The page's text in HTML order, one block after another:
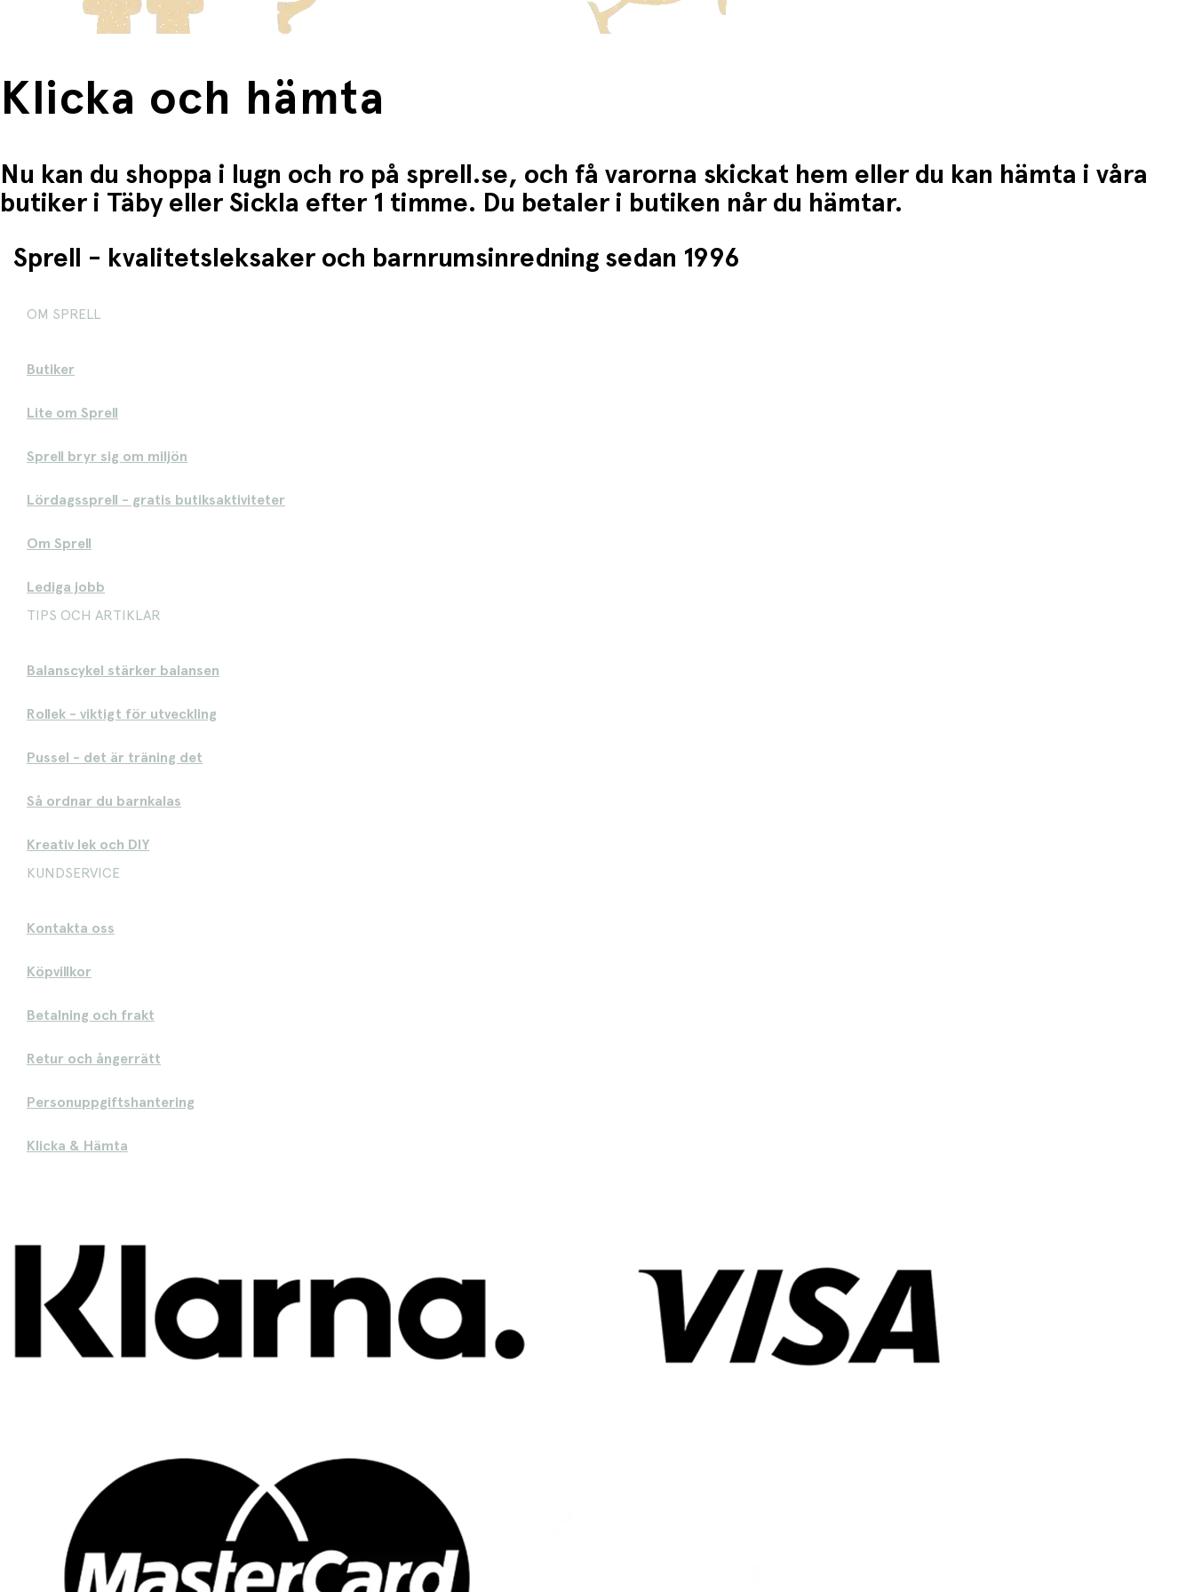
Klicka och hämta
Nu kan du shoppa i lugn och ro på sprell.se, och få varorna skickat hem eller du kan hämta i våra
butiker i Täby eller Sickla efter 1 timme. Du betaler i butiken når du hämtar.
Sprell - kvalitetsleksaker och barnrumsinredning sedan 1996
OM SPRELL
Butiker
Lite om Sprell
Sprell bryr sig om miljön
Lördagssprell - gratis butiksaktiviteter
Om Sprell
Lediga jobb
TIPS OCH ARTIKLAR
Balanscykel stärker balansen
Rollek - viktigt för utveckling
Pussel - det är träning det
Så ordnar du barnkalas
Kreativ lek och DIY
KUNDSERVICE
Kontakta oss
Köpvillkor
Betalning och frakt
Retur och ångerrätt
Personuppgiftshantering
Klicka & Hämta